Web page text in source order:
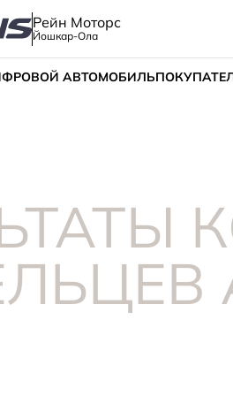
Рейн Моторс
Йошкар-Ола
АВТОМОБИЛЬ